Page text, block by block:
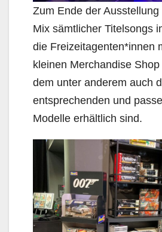
Zum Ende der
Mix sämtlicher Titelsongs
die Freizeitagenten*innen
kleinen Merchandise
dem unter anderem auch
entsprechenden und
Modelle erhältlich sind.